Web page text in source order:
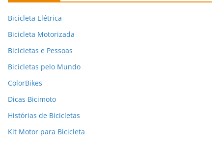
Bicicleta Elétrica
Bicicleta Motorizada
Bicicletas e Pessoas
Bicicletas pelo Mundo
ColorBikes
Dicas Bicimoto
Histórias de Bicicletas
Kit Motor para Bicicleta